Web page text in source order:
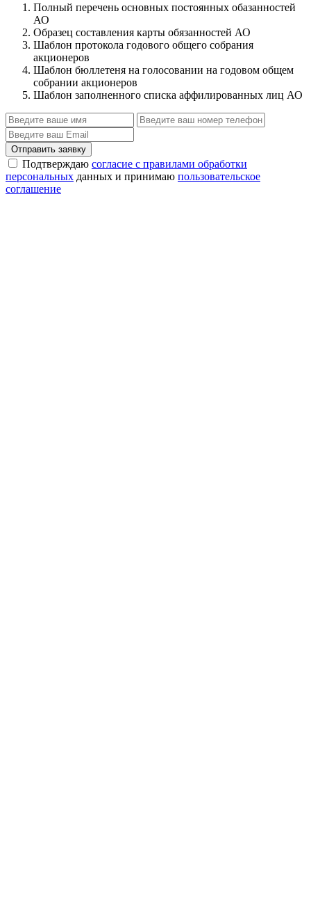
Полный перечень основных постоянных обазанностей
АО
Образец составления карты обязанностей АО
Шаблон протокола годового общего собрания
акционеров
Шаблон бюллетеня на голосовании на годовом общем
собрании акционеров
Шаблон заполненного списка аффилированных лиц АО
Отправить заявку
Подтверждаю согласие с правилами обработки
персональных данных и принимаю пользовательское
соглашение